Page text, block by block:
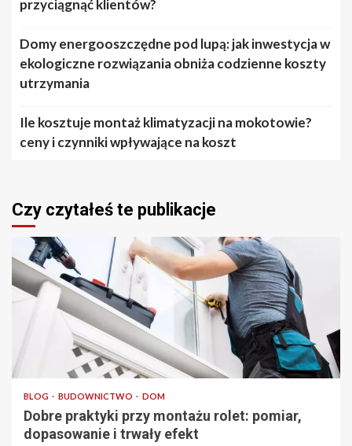
przyciągnąć klientów?
Domy energooszczędne pod lupą: jak inwestycja w
ekologiczne rozwiązania obniża codzienne koszty
utrzymania
Ile kosztuje montaż klimatyzacji na mokotowie?
ceny i czynniki wpływające na koszt
Czy czytałeś te publikacje
4 min odczytu
BLOG BUDOWNICTWO DOM
Dobre praktyki przy montażu rolet: pomiar,
dopasowanie i trwały efekt